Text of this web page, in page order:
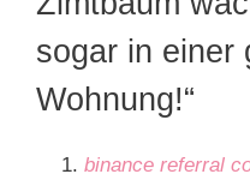
sogar in einer
Wohnung!“
binance referral